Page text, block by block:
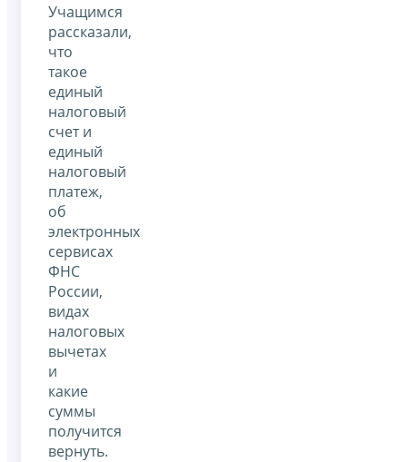
Учащимся
рассказали,
что
такое
единый
налоговый
счет и
единый
налоговый
платеж,
об
электронных
сервисах
ФНС
России,
видах
налоговых
вычетах
и
какие
суммы
получится
вернуть.